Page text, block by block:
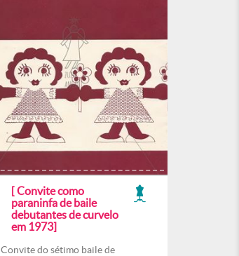
[ Convite como
paraninfa de baile
debutantes de curvelo
em 1973]
Convite do sétimo baile de